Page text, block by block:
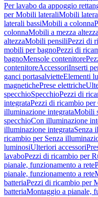
Per lavabo da appoggio
per Mobili lateraliMobili
laterali bassiMobili a colonna
colonnaMobili a mezza altezza
altezzaMobili pensiliPezzi di
mobili per bagnoPezzi di
bagnoMensole contenitore
contenitoreAccessoriInserti
ganci portasalvietteElementi
magnetichePrese elettriche
specchioSpecchioPezzi di
integrataPezzi di ricambio
illuminazione integrataMobili
specchioCon illuminazione
illuminazione integrataSenza
ricambio per Senza
luminosiUlteriori accessori
lavaboPezzi di ricambio per
pianale, funzionamento a rete
pianale, funzionamento a rete
batteriaPezzi di ricambio per
batteriaMontaggio a pianale,